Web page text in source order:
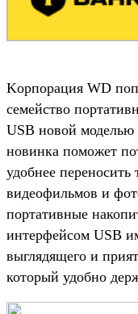
Kорпорация WD
семейство
USB новой моделью
новинка поможет
удобнее
видеофильмов и
портативные
интерфейсом USB
выглядящего и
который удобно